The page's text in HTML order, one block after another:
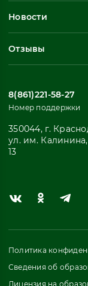
Все
Новости
Отзывы
8(861)221-58-27
Номер поддержки
350044, г.
ул. им.
13
Политика
Сведения об
Лицензия на